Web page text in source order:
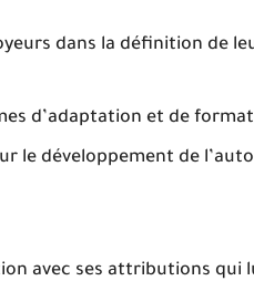
dans la définition de
d’adaptation et de
le développement de
avec ses attributions qui